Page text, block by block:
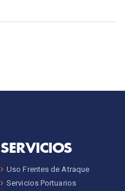
SERVICIOS
Uso Frentes de Atraque
Servicios Portuarios